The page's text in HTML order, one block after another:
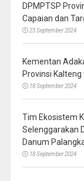
DPMPTSP
Capaian dan
23 September 2024
Kementan
Provinsi
18 September 2024
Tim Ekosistem
Selenggarakan
Danum
18 September 2024